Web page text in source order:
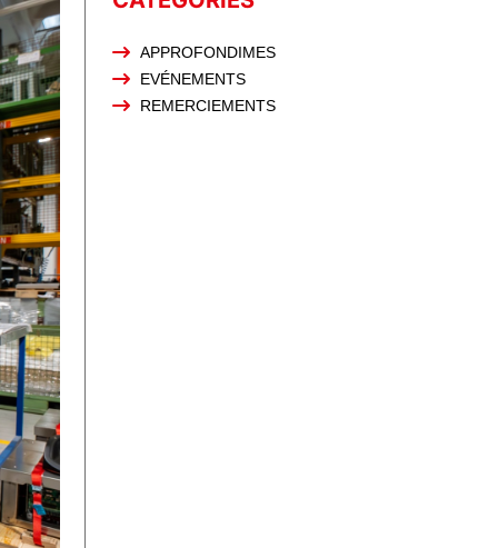
APPROFONDIMES
EVÉNEMENTS
REMERCIEMENTS